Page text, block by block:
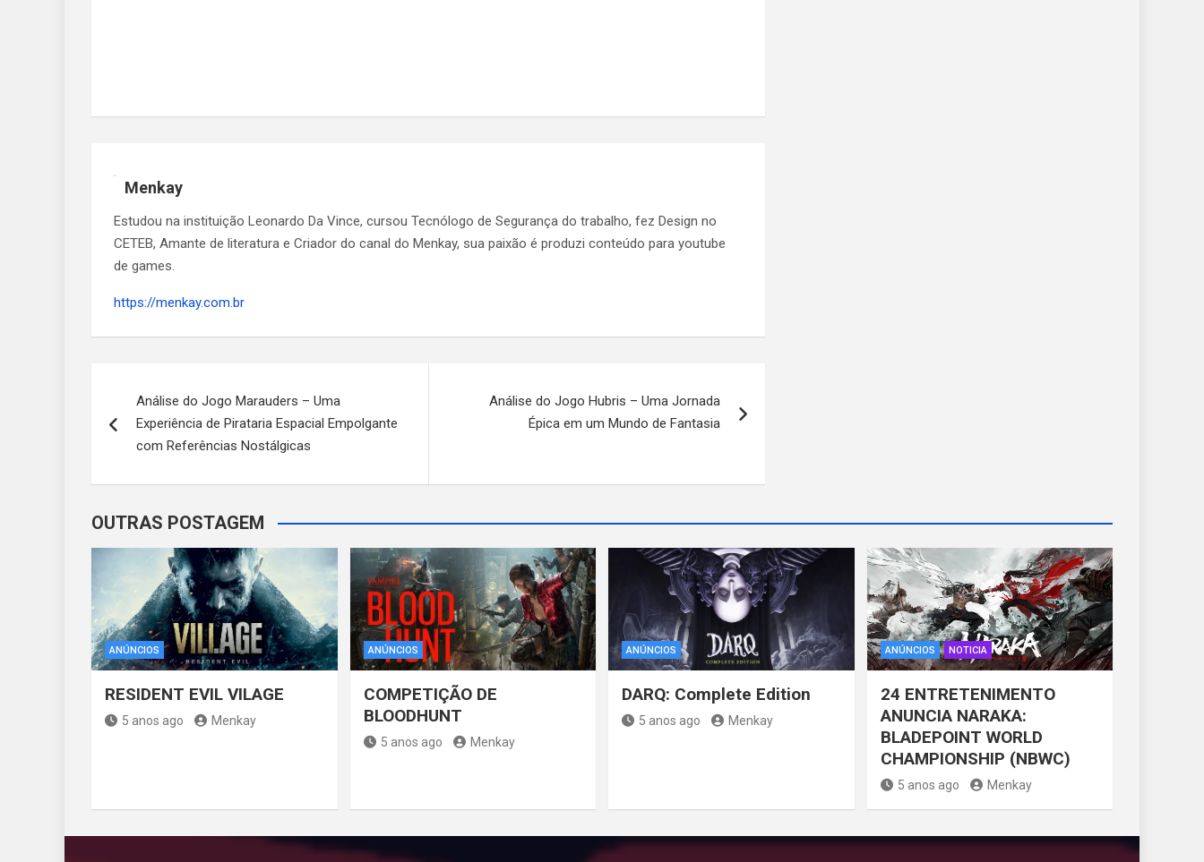
Menkay
Estudou na instituição Leonardo Da Vince, cursou Tecnólogo de Segurança do trabalho, fez Design no
CETEB, Amante de literatura e Criador do canal do Menkay, sua paixão é produzi conteúdo para youtube
de games.
https://menkay.com.br
de
Post
Análise do Jogo Marauders – Uma
Experiência de Pirataria Espacial Empolgante
com Referências Nostálgicas
Análise do Jogo Hubris – Uma Jornada
Épica em um Mundo de Fantasia
OUTRAS POSTAGEM
ANÚNCIOS
RESIDENT EVIL VILAGE
5 anos ago Menkay
ANÚNCIOS
COMPETIÇÃO DE
BLOODHUNT
5 anos ago Menkay
ANÚNCIOS
DARQ: Complete Edition
5 anos ago Menkay
ANÚNCIOS NOTICIA
24 ENTRETENIMENTO
ANUNCIA NARAKA:
BLADEPOINT WORLD
CHAMPIONSHIP (NBWC)
5 anos ago Menkay